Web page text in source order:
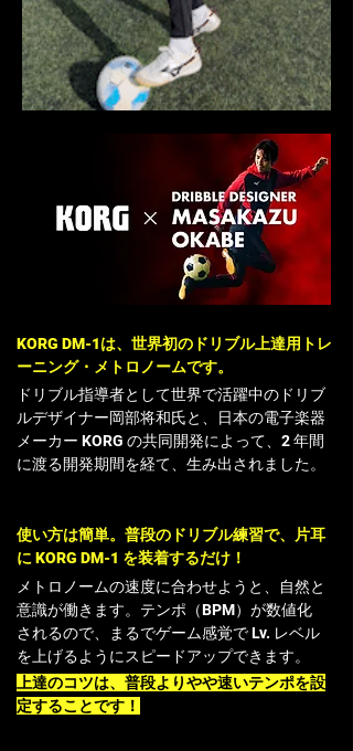
KORG DM-1は、世界初のドリブル上達用トレ
ーニング・メトロノームです。
ドリブル指導者として世界で活躍中のドリブ
ルデザイナー岡部将和氏と、
日本の電子楽器
メーカー KORG の共同開発によって、2 年間
に渡る開発期間を経て、生み出されました。
使い方は簡単。普段のドリブル練習で、片耳
に KORG DM-1 を装着するだけ！
メトロノームの速度に合わせようと、自然と
意識が働きます。テンポ（BPM）が数値化
されるので、まるでゲーム感覚で Lv. レベル
を上げるようにスピードアップできます。
上達のコツは、普段よりやや速いテンポを設
定することです！